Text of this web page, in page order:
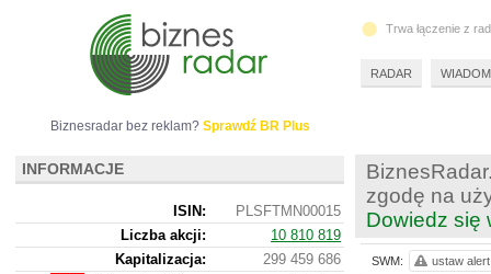
zgodę na
Dowiedz się
SWM: ustaw alert
Biznesradar bez reklam? Sprawdź BR Plus
INFORMACJE
ISIN:
PLSFTMN00015
Liczba akcji:
10 810 819
Kapitalizacja:
299 459 686
Trwa łączenie z
RADAR